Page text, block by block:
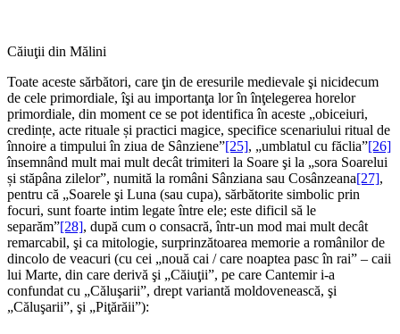
Căiuţii din Mălini
Toate aceste sărbători, care ţin de eresurile medievale şi nicidecum
de cele primordiale, îşi au importanţa lor în înţelegerea horelor
primordiale, din moment ce se pot identifica în aceste „obiceiuri,
credințe, acte rituale și practici magice, specifice scenariului ritual de
înnoire a timpului în ziua de Sânziene”[25], „umblatul cu făclia”[26]
însemnând mult mai mult decât trimiteri la Soare şi la „sora Soarelui
și stăpâna zilelor”, numită la români Sânziana sau Cosânzeana[27],
pentru că „Soarele şi Luna (sau cupa), sărbătorite simbolic prin
focuri, sunt foarte intim legate între ele; este dificil să le
separăm”[28], după cum o consacră, într-un mod mai mult decât
remarcabil, şi ca mitologie, surprinzătoarea memorie a românilor de
dincolo de veacuri (cu cei „nouă cai / care noaptea pasc în rai” – caii
lui Marte, din care derivă şi „Căiuţii”, pe care Cantemir i-a
confundat cu „Căluşarii”, drept variantă moldovenească, şi
„Căluşarii”, şi „Piţărăii”):